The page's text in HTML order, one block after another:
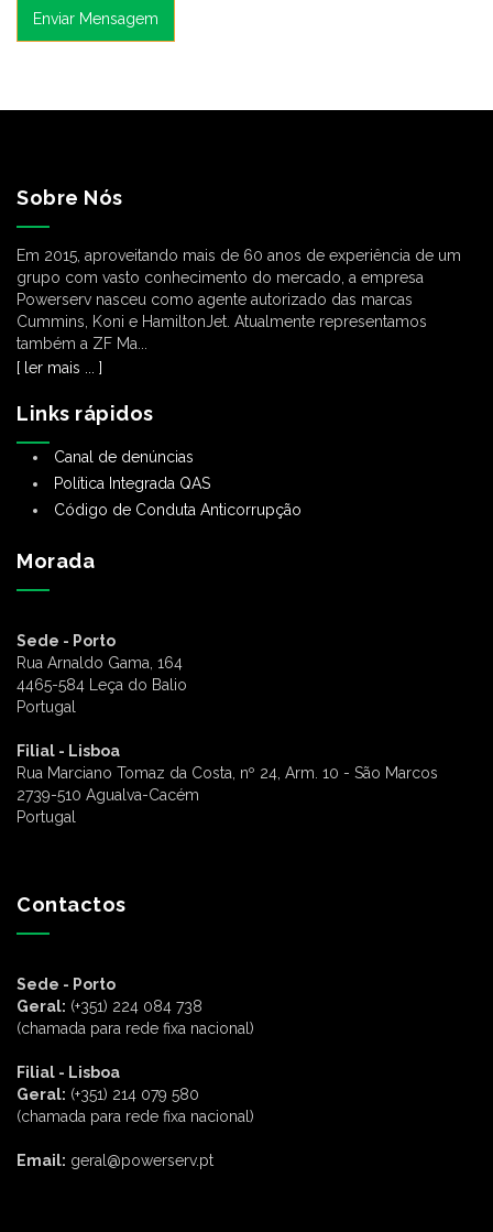
Enviar Mensagem
Sobre Nós
Em 2015, aproveitando mais de 60 anos de experiência de um
grupo com vasto conhecimento do mercado, a empresa
Powerserv nasceu como agente autorizado das marcas
Cummins, Koni e HamiltonJet. Atualmente representamos
também a ZF Ma...
[ ler mais ... ]
Links rápidos
Canal de denúncias
Política Integrada QAS
Código de Conduta Anticorrupção
Morada
Sede - Porto
Rua Arnaldo Gama, 164
4465-584 Leça do Balio
Portugal
Filial - Lisboa
Rua Marciano Tomaz da Costa, nº 24, Arm. 10 - São Marcos
2739-510 Agualva-Cacém
Portugal
Contactos
Sede - Porto
Geral: (+351) 224 084 738
(chamada para rede fixa nacional)
Filial - Lisboa
Geral: (+351) 214 079 580
(chamada para rede fixa nacional)
Email: geral@powerserv.pt